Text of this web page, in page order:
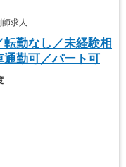
求人
転勤なし／未経験相
勤可／パート可